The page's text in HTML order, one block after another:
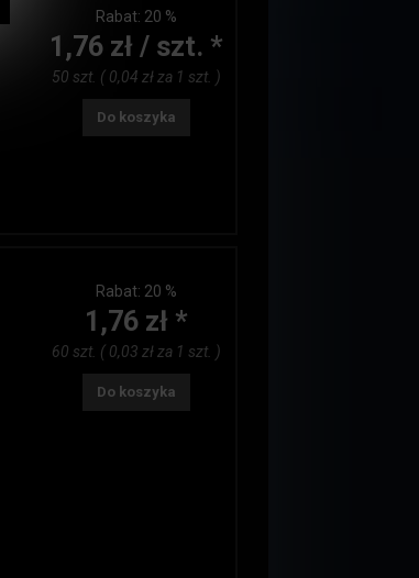
Rabat: 20 %
1,76 zł / szt. *
50 szt. ( 0,04 zł za 1 szt. )
Do koszyka
Rabat: 20 %
1,76 zł *
60 szt. ( 0,03 zł za 1 szt. )
Do koszyka